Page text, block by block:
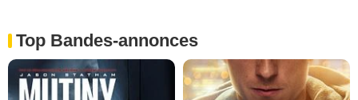
Top Bandes-annonces